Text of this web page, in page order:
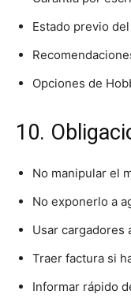
Estado previo
Opciones de
10.
No manipular el
No exponerlo a
Usar cargadores
Traer factura si
Informar rápido